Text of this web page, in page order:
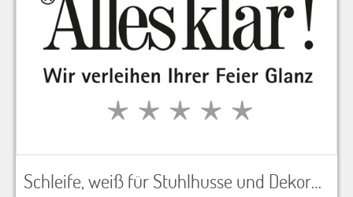
Schleife, weiß für Stuhlhusse und Dekoration